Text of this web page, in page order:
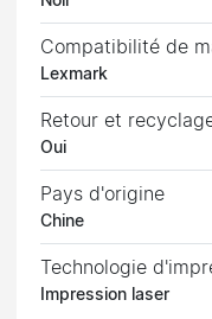
Compatibilité de
Lexmark
Retour et
Oui
Pays d'origine
Chine
Technologie
Impression laser